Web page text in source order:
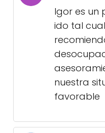
Igor es un
ido tal
nuestra
favorable